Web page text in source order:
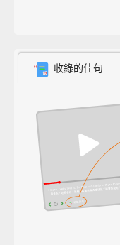
收錄的佳句